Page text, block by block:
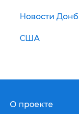
Новости
США
О проекте